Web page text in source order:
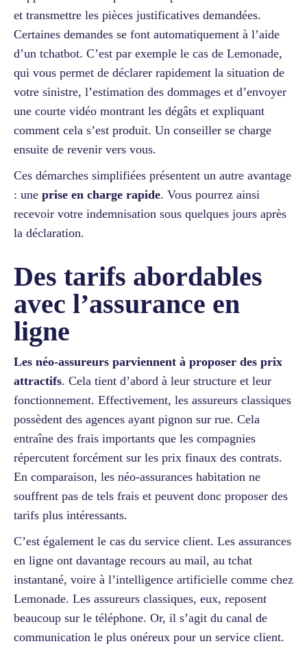
et transmettre les pièces justificatives demandées.
Certaines demandes se font automatiquement à l’aide
d’un tchatbot. C’est par exemple le cas de Lemonade,
qui vous permet de déclarer rapidement la situation de
votre sinistre, l’estimation des dommages et d’envoyer
une courte vidéo montrant les dégâts et expliquant
comment cela s’est produit. Un conseiller se charge
ensuite de revenir vers vous.
Ces démarches simplifiées présentent un autre avantage
: une prise en charge rapide. Vous pourrez ainsi
recevoir votre indemnisation sous quelques jours après
la déclaration.
Des tarifs abordables
avec l’assurance en
ligne
Les néo-assureurs parviennent à proposer des prix
attractifs. Cela tient d’abord à leur structure et leur
fonctionnement. Effectivement, les assureurs classiques
possèdent des agences ayant pignon sur rue. Cela
entraîne des frais importants que les compagnies
répercutent forcément sur les prix finaux des contrats.
En comparaison, les néo-assurances habitation ne
souffrent pas de tels frais et peuvent donc proposer des
tarifs plus intéressants.
C’est également le cas du service client. Les assurances
en ligne ont davantage recours au mail, au tchat
instantané, voire à l’intelligence artificielle comme chez
Lemonade. Les assureurs classiques, eux, reposent
beaucoup sur le téléphone. Or, il s’agit du canal de
communication le plus onéreux pour un service client.